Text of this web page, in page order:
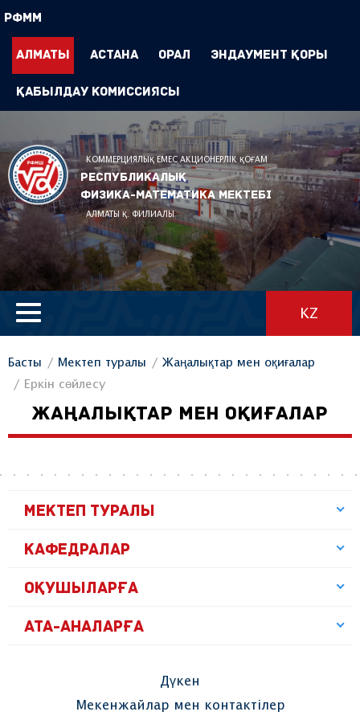
РФММ
Алматы Астана Орал Эндаумент Қоры
Қабылдау комиссиясы
КОММЕРЦИЯЛЫҚ ЕМЕС АКЦИОНЕРЛІК ҚОҒАМ
Республикалық
физика-математика мектебі
АЛМАТЫ Қ. ФИЛИАЛЫ
KZ
Басты Мектеп туралы
Жаңалықтар мен оқиғалар
Еркін сөйлесу
ЖАҢАЛЫҚТАР МЕН ОҚИҒАЛАР
МЕКТЕП ТУРАЛЫ
КАФЕДРАЛАР
ОҚУШЫЛАРҒА
АТА-АНАЛАРҒА
Дүкен
Мекенжайлар мен контактілер